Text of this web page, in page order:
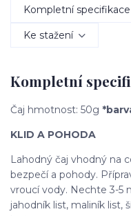
Kompletní specifikace
Ke stažení
Kompletní
Čaj hmotnost: 50g
KLID A POHODA
Lahodný čaj vhodný na
bezpečí a pohody.
vroucí vody. Nechte 3-5
jahodník list, maliník list,